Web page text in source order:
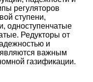
регуляторов
ступени,
одноступенчатые
Редукторы от
и
являются важным
газификации.